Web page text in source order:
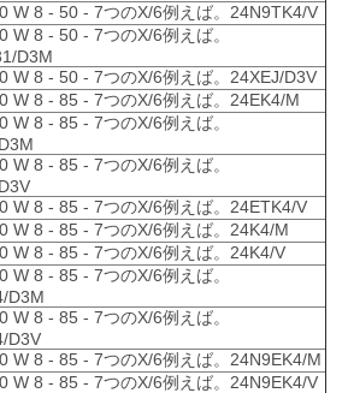
W 8 - 50 - 7つのX/6例えば。24N9TK4/V
W 8 - 50 - 7つのX/6例えば。
D3M
W 8 - 50 - 7つのX/6例えば。24XEJ/D3V
W 8 - 85 - 7つのX/6例えば。24EK4/M
W 8 - 85 - 7つのX/6例えば。
W 8 - 85 - 7つのX/6例えば。
W 8 - 85 - 7つのX/6例えば。24ETK4/V
W 8 - 85 - 7つのX/6例えば。24K4/M
W 8 - 85 - 7つのX/6例えば。24K4/V
W 8 - 85 - 7つのX/6例えば。
D3M
W 8 - 85 - 7つのX/6例えば。
D3V
W 8 - 85 - 7つのX/6例えば。24N9EK4/M
W 8 - 85 - 7つのX/6例えば。24N9EK4/V